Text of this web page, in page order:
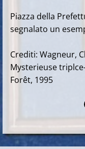
Piazza della
segnalato un
Crediti: Wagneur,
Mysterieuse triplce-
Forêt, 1995